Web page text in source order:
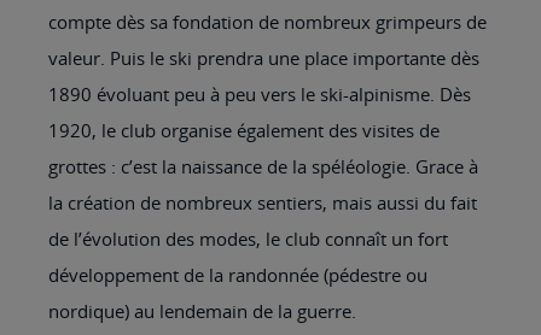
compte dès sa fondation de nombreux grimpeurs de
valeur. Puis le ski prendra une place importante dès
1890 évoluant peu à peu vers le ski-alpinisme. Dès
1920, le club organise également des visites de
grottes : c’est la naissance de la spéléologie. Grace à
la création de nombreux sentiers, mais aussi du fait
de l’évolution des modes, le club connaît un fort
développement de la randonnée (pédestre ou
nordique) au lendemain de la guerre.